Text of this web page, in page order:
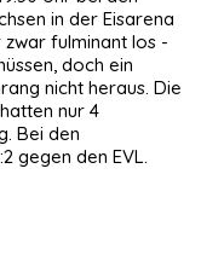
in der Eisarena
fulminant los -
doch ein
nicht heraus. Die
nur 4
Bei den
gegen den EVL.